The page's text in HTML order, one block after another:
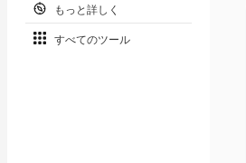
もっと詳しく
すべてのツール